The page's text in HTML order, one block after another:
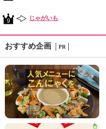
9 じゃがいも
おすすめ企画 PR